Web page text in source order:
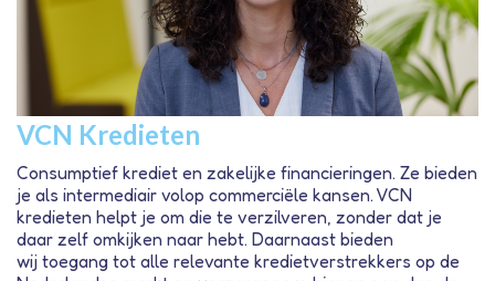
VCN Kredieten
Consumptief krediet en zakelijke financieringen. Ze bieden
je als intermediair volop commerciële kansen. VCN
kredieten helpt je om die te verzilveren, zonder dat je
daar zelf omkijken naar hebt. Daarnaast bieden
wij toegang tot alle relevante kredietverstrekkers op de